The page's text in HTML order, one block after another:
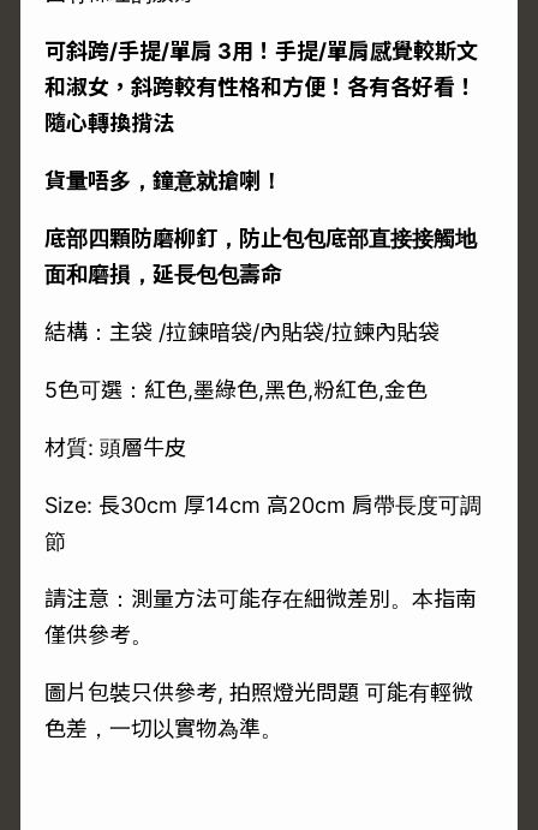
可斜跨/手提/單肩 3用！手提/單肩感覺較斯文
和淑女，斜跨較有性格和方便！各有各好看！
隨心轉換揹法
貨量唔多，鐘意就搶喇！
底部四顆防磨柳釘，防止包包底部直接接觸地
面和磨損，延長包包壽命
結構：主袋 /拉鍊暗袋/內貼袋/拉鍊內貼袋
5色可選：紅色,墨綠色,黑色,粉紅色,金色
材質: 頭層牛皮
Size: 長30cm 厚14cm 高20cm 肩帶長度可調
節
請注意：測量方法可能存在細微差別。本指南
僅供參考。
圖片包裝只供參考, 拍照燈光問題 可能有輕微
色差，一切以實物為準。